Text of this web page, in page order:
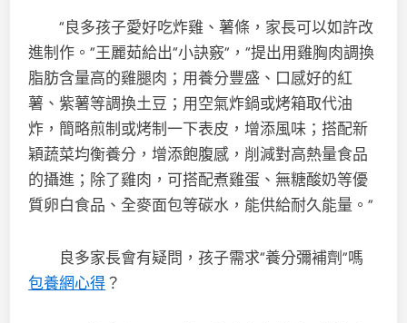
“良多孩子愛好吃炸雞、薯條，家長可以如許改
進制作。”王麗茹給出“小訣竅”，“提出用雞胸肉調換
脂肪含量高的雞腿肉；用養分豐盛、口感好的紅
薯、紫薯等調換土豆；用空氣炸鍋或烤箱取代油
炸，簡略煎制或烤制一下表皮，增添風味；搭配新
穎蔬菜均衡養分，增添飽腹感，削減對高熱量食品
的攝進；除了雞肉，可搭配煮雞蛋、無糖酸奶等優
質卵白食品、全麥面包等碳水，能供給耐久能量。”
良多家長會有疑問，孩子需求“養分彌補劑”嗎
包養網心得 ？